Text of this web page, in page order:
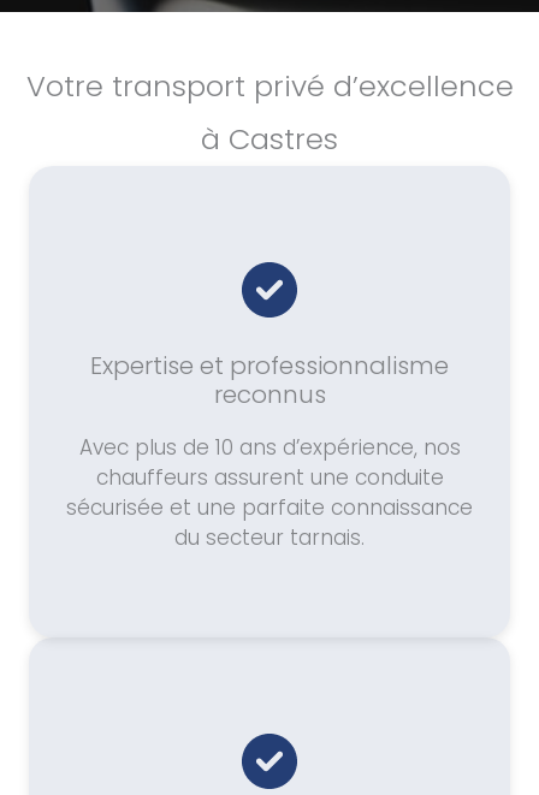
Votre transport privé d’excellence
à Castres
Expertise et professionnalisme
reconnus
Avec plus de 10 ans d’expérience, nos
chauffeurs assurent une conduite
sécurisée et une parfaite connaissance
du secteur tarnais.